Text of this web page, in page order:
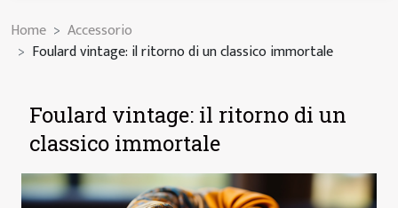
Home
Accessorio
Foulard vintage: il ritorno di un classico immortale
Foulard vintage: il ritorno di un
classico immortale